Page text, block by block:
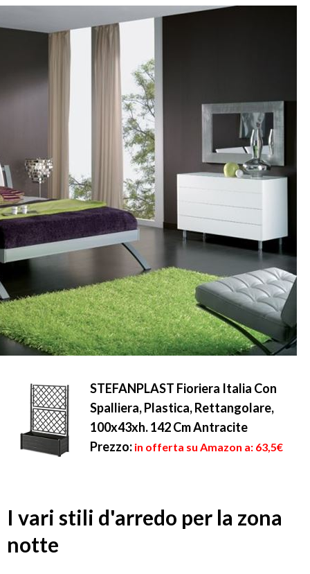
STEFANPLAST Fioriera Italia Con
Spalliera, Plastica, Rettangolare,
100x43xh. 142 Cm Antracite
Prezzo: in offerta su Amazon a: 63,5€
I vari stili d'arredo per la zona
notte